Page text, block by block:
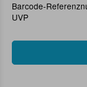
Barcode-
UVP